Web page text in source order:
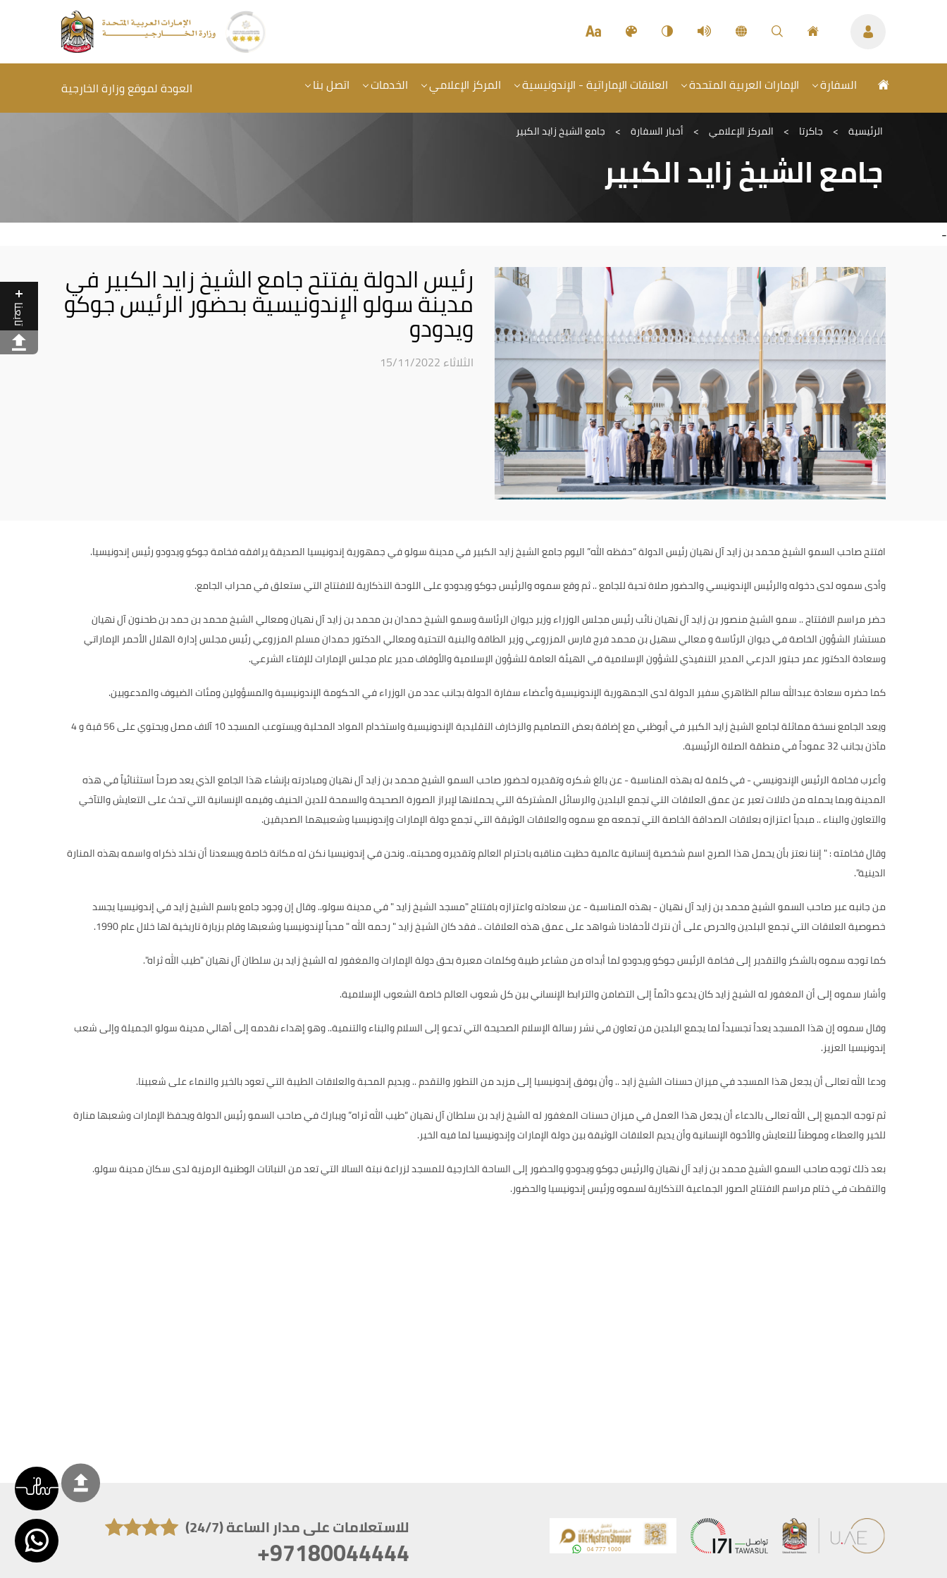
تابعنا
السفارة الإمارات العربية المتحدة العلاقات الإماراتية - الإندونيسية المركز الإعلامي الخدمات اتصل بنا العودة لموقع وزارة الخارجية
الرئيسية > جاكرتا > المركز الإعلامي > أخبار السفارة > جامع الشيخ زايد الكبير
جامع الشيخ زايد الكبير
-
رئيس الدولة يفتتح جامع الشيخ زايد الكبير في
مدينة سولو الإندونيسية بحضور الرئيس جوكو
ويدودو
الثلاثاء 15/11/2022
افتتح صاحب السمو الشيخ محمد بن زايد آل نهيان رئيس الدولة “حفظه الله” اليوم جامع الشيخ زايد الكبير في مدينة سولو في جمهورية إندونيسيا الصديقة يرافقه فخامة جوكو ويدودو رئيس إندونيسيا.
وأدى سموه لدى دخوله والرئيس الإندونيسي والحضور صلاة تحية للجامع .. ثم وقع سموه والرئيس جوكو ويدودو على اللوحة التذكارية للافتتاح التي ستعلق في محراب الجامع.
حضر مراسم الافتتاح .. سمو الشيخ منصور بن زايد آل نهيان نائب رئيس مجلس الوزراء وزير ديوان الرئاسة وسمو الشيخ حمدان بن محمد بن زايد آل نهيان ومعالي الشيخ محمد بن حمد بن طحنون آل نهيان
مستشار الشؤون الخاصة في ديوان الرئاسة و معالي سهيل بن محمد فرج فارس المزروعي وزير الطاقة والبنية التحتية ومعالي الدكتور حمدان مسلم المزروعي رئيس مجلس إدارة الهلال الأحمر الإماراتي
وسعادة الدكتور عمر حبتور الدرعي المدير التنفيذي للشؤون الإسلامية في الهيئة العامة للشؤون الإسلامية والأوقاف مدير عام مجلس الإمارات للإفتاء الشرعي.
كما حضره سعادة عبدالله سالم الظاهري سفير الدولة لدى الجمهورية الإندونيسية وأعضاء سفارة الدولة بجانب عدد من الوزراء في الحكومة الإندونيسية والمسؤولين ومئات الضيوف والمدعويين.
ويعد الجامع نسخة مماثلة لجامع الشيخ زايد الكبير في أبوظبي مع إضافة بعض التصاميم والزخارف التقليدية الإندونيسية واستخدام المواد المحلية ويستوعب المسجد 10 آلاف مصل ويحتوي على 56 قبة و 4
مآذن بجانب 32 عموداً في منطقة الصلاة الرئيسية.
وأعرب فخامة الرئيس الإندونيسي - في كلمة له بهذه المناسبة - عن بالغ شكره وتقديره لحضور صاحب السمو الشيخ محمد بن زايد آل نهيان ومبادرته بإنشاء هذا الجامع الذي يعد صرحاً استثنائياً في هذه
المدينة وبما يحمله من دلالات تعبر عن عمق العلاقات التي تجمع البلدين والرسائل المشتركة التي يحملانها لإبراز الصورة الصحيحة والسمحة للدين الحنيف وقيمه الإنسانية التي تحث على التعايش والتآخي
والتعاون والبناء .. مبدياً اعتزازه بعلاقات الصداقة الخاصة التي تجمعه مع سموه والعلاقات الوثيقة التي تجمع دولة الإمارات وإندونيسيا وشعبيهما الصديقين.
وقال فخامته : " إننا نعتز بأن يحمل هذا الصرح اسم شخصية إنسانية عالمية حظيت مناقبه باحترام العالم وتقديره ومحبته.. ونحن في إندونيسيا نكن له مكانة خاصة ويسعدنا أن نخلد ذكراه واسمه بهذه المنارة
الدينية".
من جانبه عبر صاحب السمو الشيخ محمد بن زايد آل نهيان - بهذه المناسبة - عن سعادته واعتزازه بافتتاح "مسجد الشيخ زايد " في مدينة سولو.. وقال إن وجود جامع باسم الشيخ زايد في إندونيسيا يجسد
خصوصية العلاقات التي تجمع البلدين والحرص على أن نترك لأحفادنا شواهد على عمق هذه العلاقات .. فقد كان الشيخ زايد " رحمه الله " محباً لإندونيسيا وشعبها وقام بزيارة تاريخية لها خلال عام 1990.
كما توجه سموه بالشكر والتقدير إلى فخامة الرئيس جوكو ويدودو لما أبداه من مشاعر طيبة وكلمات معبرة بحق دولة الإمارات والمغفور له الشيخ زايد بن سلطان آل نهيان "طيب الله ثراه".
وأشار سموه إلى أن المغفور له الشيخ زايد كان يدعو دائماً إلى التضامن والترابط الإنساني بين كل شعوب العالم خاصة الشعوب الإسلامية.
وقال سموه إن هذا المسجد يعداً تجسيداً لما يجمع البلدين من تعاون في نشر رسالة الإسلام الصحيحة التي تدعو إلى السلام والبناء والتنمية.. وهو إهداء نقدمه إلى أهالي مدينة سولو الجميلة وإلى شعب
إندونيسيا العزيز.
ودعا الله تعالى أن يجعل هذا المسجد في ميزان حسنات الشيخ زايد .. وأن يوفق إندونيسيا إلى مزيد من التطور والتقدم .. ويديم المحبة والعلاقات الطيبة التي تعود بالخير والنماء على شعبينا.
ثم توجه الجميع إلى الله تعالى بالدعاء أن يجعل هذا العمل في ميزان حسنات المغفور له الشيخ زايد بن سلطان آل نهيان “طيب الله ثراه” ويبارك في صاحب السمو رئيس الدولة ويحفظ الإمارات وشعبها منارة
للخير والعطاء وموطناً للتعايش والأخوة الإنسانية وأن يديم العلاقات الوثيقة بين دولة الإمارات وإندونيسيا لما فيه الخير.
بعد ذلك توجه صاحب السمو الشيخ محمد بن زايد آل نهيان والرئيس جوكو ويدودو والحضور إلى الساحة الخارجية للمسجد لزراعة نبتة السالا التي تعد من النباتات الوطنية الرمزية لدى سكان مدينة سولو.
والتقطت في ختام مراسم الافتتاح الصور الجماعية التذكارية لسموه ورئيس إندونيسيا والحضور.
للاستعلامات على مدار الساعة (24/7)
+97180044444